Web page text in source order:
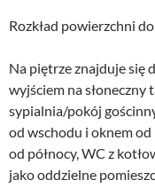
Rozkład powierzchni
Na piętrze znajduje się
wyjściem na słoneczny
sypialnia/pokój
od wschodu i oknem od
od północy, WC z
jako oddzielne